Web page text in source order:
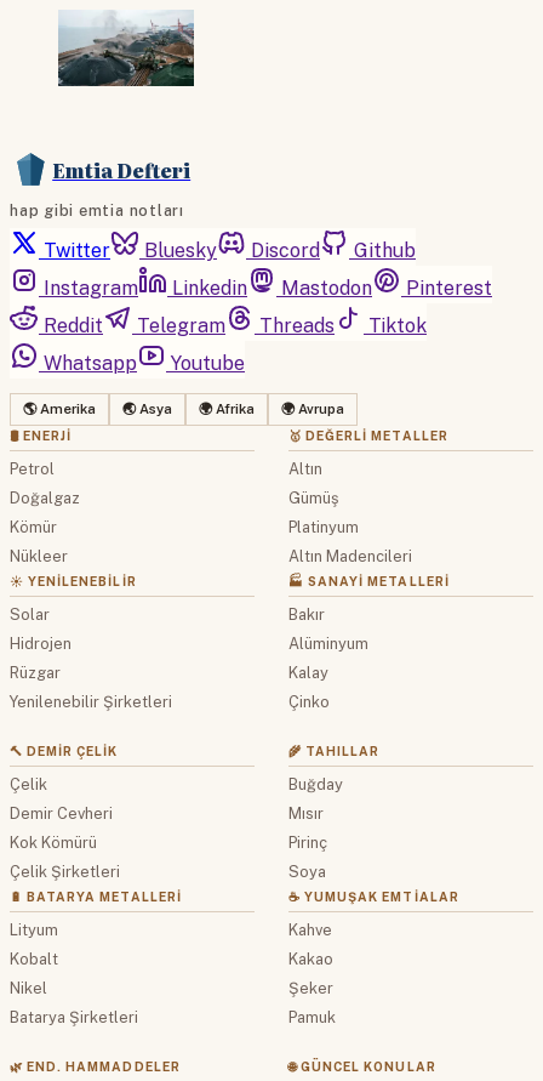
Emtia Defteri
hap gibi emtia notları
Twitter Bluesky Discord
Github
Instagram
Linkedin Mastodon
Pinterest
Reddit
Telegram Threads
Tiktok
Whatsapp
Youtube
🌎 Amerika 🌏 Asya 🌍 Afrika 🌍 Avrupa
🛢 ENERJI
Petrol
Doğalgaz
Kömür
Nükleer
☀️ YENILENEBILIR
Solar
Hidrojen
Rüzgar
Yenilenebilir Şirketleri
🥇 DEĞERLI METALLER
Altın
Gümüş
Platinyum
Altın Madencileri
🏭 SANAYI METALLERI
Bakır
Alüminyum
Kalay
Çinko
🔨 DEMIR ÇELIK
Çelik
Demir Cevheri
Kok Kömürü
Çelik Şirketleri
🔋 BATARYA METALLERI
Lityum
Kobalt
Nikel
Batarya Şirketleri
🌾 TAHILLAR
Buğday
Mısır
Pirinç
Soya
☕ YUMUŞAK EMTIALAR
Kahve
Kakao
Şeker
Pamuk
🌿 END. HAMMADDELER 🌐 GÜNCEL KONULAR